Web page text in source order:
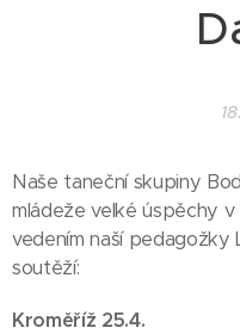
Naše taneční skupiny
mládeže velké úspěchy
vedením naší pedagožky
soutěží:
Kroměříž 25.4.